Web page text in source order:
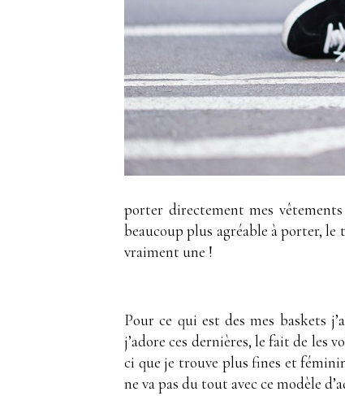
porter directement mes
beaucoup plus agréable à porter,
vraiment une !
Pour ce qui est des mes baskets
j’adore ces dernières, le fait de les
ci que je trouve plus fines et
ne va pas du tout avec ce modèle